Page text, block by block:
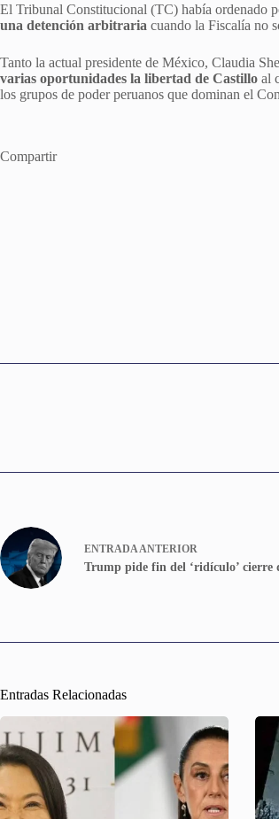
El Tribunal Constitucional (TC) había ordenado
una detención arbitraria cuando la Fiscalía no
Tanto la actual presidente de México, Claudia
varias oportunidades la libertad de Castillo al
los grupos de poder peruanos que dominan el
Compartir
ENTRADAANTERIOR
Trump pide fin del ‘ridículo’ cierre
Entradas Relacionadas